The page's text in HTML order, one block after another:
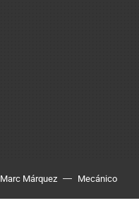
Marc Márquez Mecánico